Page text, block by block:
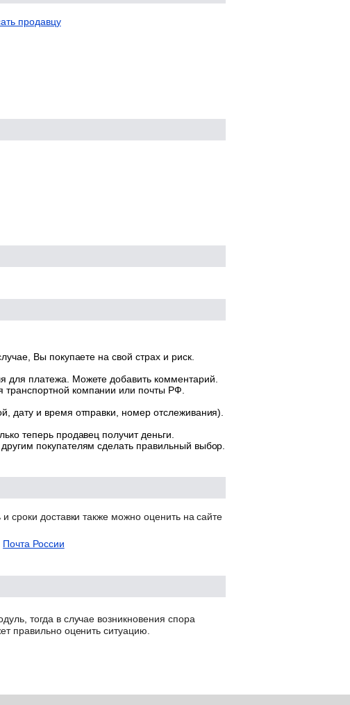
продавцу
Вы покупаете на свой страх и риск.
для платежа. Можете добавить комментарий.
компании или почты РФ.
дату и время отправки, номер отслеживания).
теперь продавец получит деньги.
покупателям сделать правильный выбор.
сроки доставки также можно оценить на сайте
Почта России
тогда в случае возникновения спора
правильно оценить ситуацию.